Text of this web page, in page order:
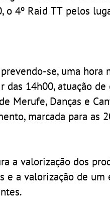
o 4º Raid TT pelos
se, uma
das 14h00, atuação
Merufe, Danças e
marcada para as
a valorização dos
a valorização de